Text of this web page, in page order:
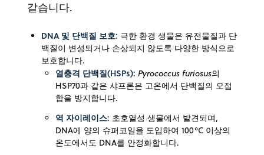
같습니다.
DNA 및 단백질 보호: 극한 환경 생물은 유전물질과 단
백질이 변성되거나 손상되지 않도록 다양한 방식으로
보호합니다.
열충격 단백질(HSPs): Pyrococcus furiosus의
HSP70과 같은 샤프론은 고온에서 단백질의 오접
합을 방지합니다.
역 자이레이스: 초호열성 생물에서 발견되며,
DNA에 양의 슈퍼코일을 도입하여 100°C 이상의
온도에서도 DNA를 안정화합니다.